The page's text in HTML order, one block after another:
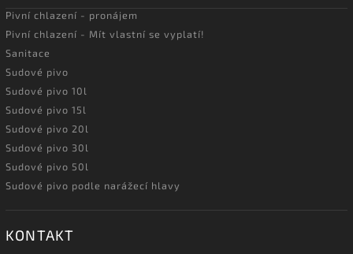
Pivní chlazení - pronájem
Pivní chlazení - Mít vlastní se vyplatí!
Sanitace
Sudové pivo
Sudové pivo 10l
Sudové pivo 15l
Sudové pivo 20l
Sudové pivo 30l
Sudové pivo 50l
Sudové pivo podle narážecí hlavy
KONTAKT